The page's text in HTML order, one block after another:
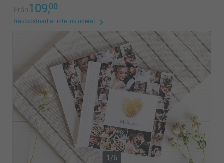
Från109,00
fraktkostnad är inte inkluderat
1/6